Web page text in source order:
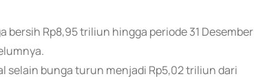
Rp8,95 triliun hingga periode 31 Desember
selain bunga turun menjadi Rp5,02 triliun dari